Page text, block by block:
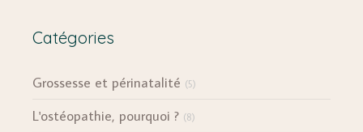
Catégories
Grossesse et périnatalité (5)
L'ostéopathie, pourquoi ? (8)